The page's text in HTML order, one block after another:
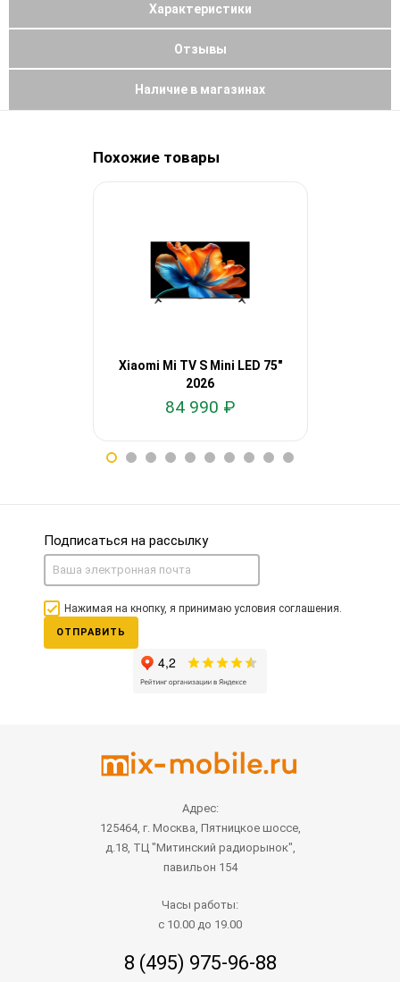
Характеристики
Отзывы
Наличие в магазинах
Похожие товары
Xiaomi Mi TV S Mini LED 75"
2026
84 990 ₽
Подписаться на рассылку
Нажимая на кнопку, я принимаю условия соглашения.
ОТПРАВИТЬ
Адрес:
125464, г. Москва, Пятницкое шоссе,
д.18, ТЦ "Митинский радиорынок",
павильон 154
Часы работы:
с 10.00 до 19.00
8 (495) 975-96-88